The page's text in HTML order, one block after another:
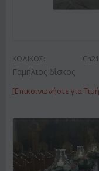
ΚΩΔΙΚΟΣ: Ch21
Γαμήλιος δίσκος
[Επικοινωνήστε για